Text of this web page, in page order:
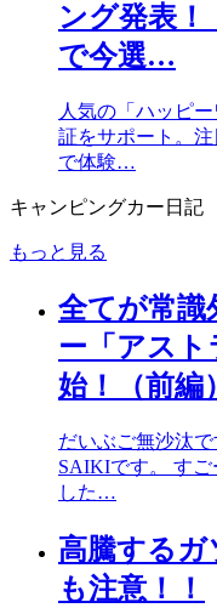
ング発表！
で今選…
人気の「ハッピ
証をサポート。注
で体験…
キャンピングカー日記
もっと見る
全てが常識
ー「アスト
始！（前編）
だいぶご無沙汰
SAIKIです。 す
した…
高騰するガ
も注意！！